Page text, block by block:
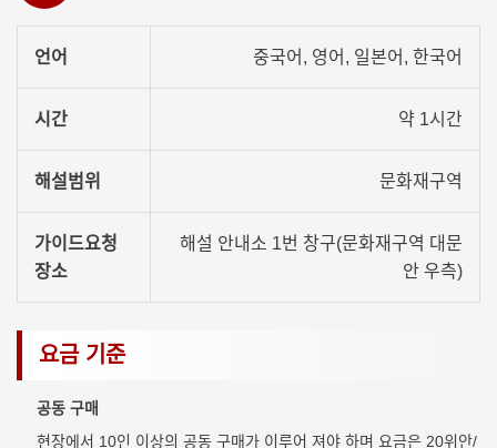
언어 중국어, 영어, 일본어, 한국어
시간 약 1시간
해설범위 문화재구역
가이드요청
장소
해설 안내소 1번 창구(문화재구역 대문
안 우측)
요금 기준
공동 구매
현장에서 10인 이상의 공동 구매가 이루어 져야 하며 요금은 20위안/